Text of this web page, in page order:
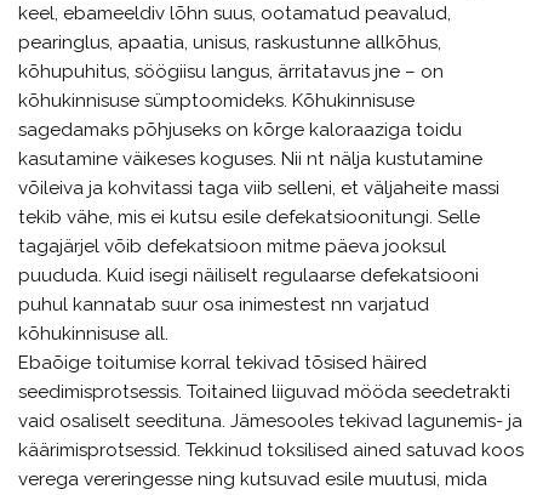
keel, ebameeldiv lõhn suus, ootamatud peavalud,
pearinglus, apaatia, unisus, raskustunne allkõhus,
kõhupuhitus, söögiisu langus, ärritatavus jne – on
kõhukinnisuse sümptoomideks. Kõhukinnisuse
sagedamaks põhjuseks on kõrge kaloraaziga toidu
kasutamine väikeses koguses. Nii nt nälja kustutamine
võileiva ja kohvitassi taga viib selleni, et väljaheite massi
tekib vähe, mis ei kutsu esile defekatsioonitungi. Selle
tagajärjel võib defekatsioon mitme päeva jooksul
puududa. Kuid isegi näiliselt regulaarse defekatsiooni
puhul kannatab suur osa inimestest nn varjatud
kõhukinnisuse all.
Ebaõige toitumise korral tekivad tõsised häired
seedimisprotsessis. Toitained liiguvad mööda seedetrakti
vaid osaliselt seedituna. Jämesooles tekivad lagunemis- ja
käärimisprotsessid. Tekkinud toksilised ained satuvad koos
verega vereringesse ning kutsuvad esile muutusi, mida